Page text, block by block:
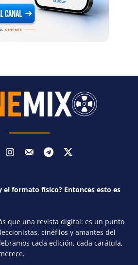
el formato físico? Entonces esto es
que una revista digital: es un punto
cinéfilos y amantes del
cada edición, cada carátula,